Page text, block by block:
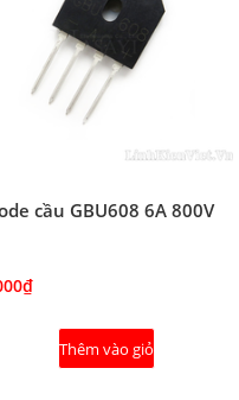
cầu GBU608 6A 800V
Thêm vào giỏ